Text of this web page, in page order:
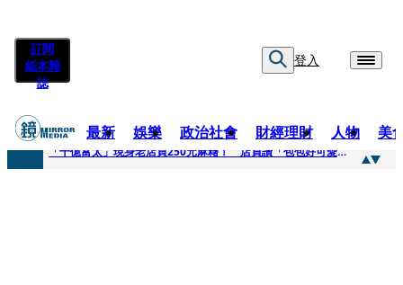
訂閱
紙本雜
誌
登入
最新 娛樂 政治社會 財經理財 人物 美
快訊
「千億富太」現身老店買250元麻糬！ 店員讚「包包好可愛」她笑回：我自己做的